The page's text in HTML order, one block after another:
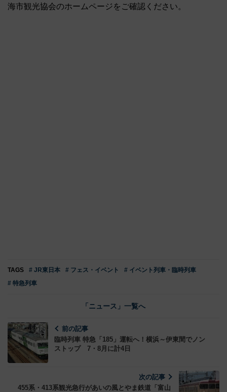
海市観光協会のホームページをご確認ください。
TAGS # JR東日本 # フェス・イベント
# イベント列車・臨時列車
# 特急列車
「ニュース」一覧へ
前の記事
臨時列車 特急「185」運転へ！横浜～伊東間でノン
ストップ 7・8月に計4日
次の記事
455系・413系観光急行があいの風とやま鉄道「富山